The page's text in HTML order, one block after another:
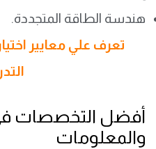
هندسة الطاقة المتجددة.
تعرف علي معايير
أفضل التخصصات في
والمعلومات